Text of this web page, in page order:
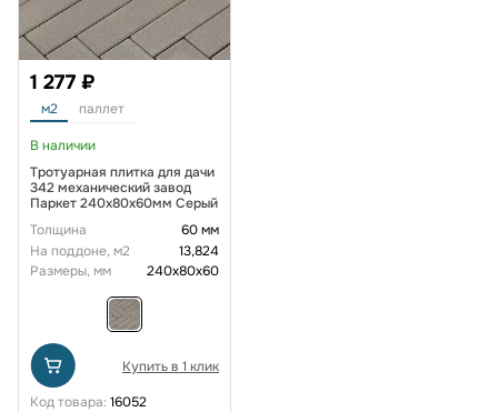
1 277 ₽
м2 паллет
В наличии
Тротуарная плитка для дачи
342 механический завод
Паркет 240x80x60мм Серый
Толщина
60 мм
На поддоне, м2
13,824
Размеры, мм
240х80х60
Купить в 1 клик
Код товара: 16052